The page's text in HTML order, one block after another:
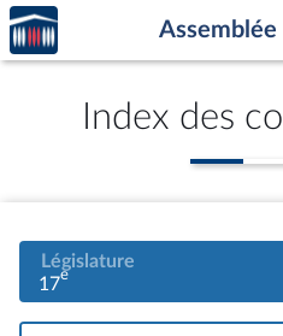
Aller au contenu
Aller en bas de la page
Accèder
à la
page
Index des
Législature
17e